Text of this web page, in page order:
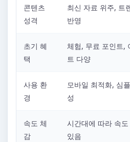
콘텐츠
성격
최신 자료 위주, 트
반영
초기 혜
택
체험, 무료 포인트,
트 다양
사용 환
경
모바일 최적화, 심
성
속도 체
감
시간대에 따라 속
있음